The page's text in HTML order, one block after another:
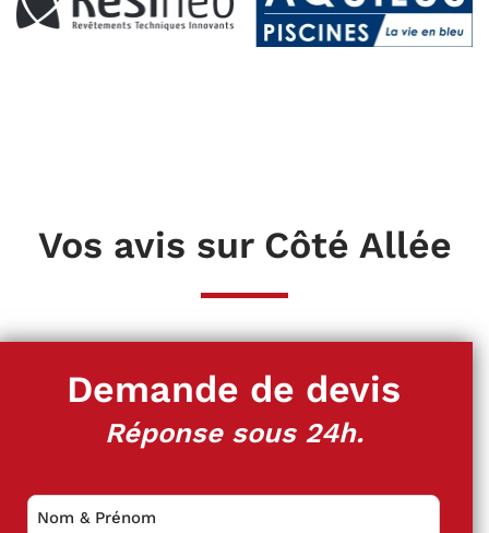
Vos avis sur Côté Allée
Demande de devis
Réponse sous 24h.